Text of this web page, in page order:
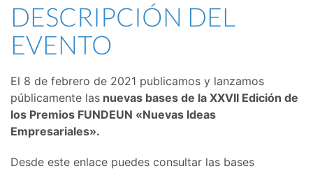
DESCRIPCIÓN DEL
EVENTO
El 8 de febrero de 2021 publicamos y lanzamos
públicamente las nuevas bases de la XXVII Edición de
los Premios FUNDEUN «Nuevas Ideas
Empresariales».
Desde este enlace puedes consultar las bases